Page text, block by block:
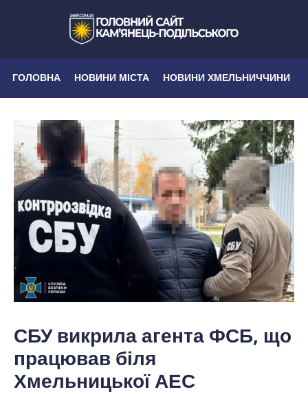
ГОЛОВНА НОВИНИ МІСТА НОВИНИ ХМЕЛЬНИЧЧИНИ
СБУ викрила агента ФСБ, що
працював біля
Хмельницької АЕС